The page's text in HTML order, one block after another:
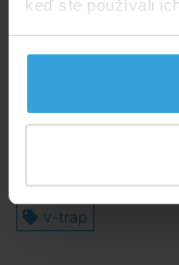
keď ste používali
Podrobný
Náhradné kefky k
Použiteľné k
Trap – set, V-
prípadnú výmenu
Štítky
v-trap